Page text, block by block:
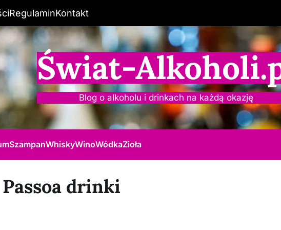
RegulaminKontakt
Świat-
Blog o alkoholu i drinkach na każdą okazję
SzampanWhiskyWinoWódkaZioła
drinki